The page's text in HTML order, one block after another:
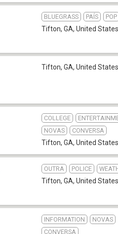
BLUEGRASS PAÍS POP
Tifton, GA, United States
Tifton, GA, United States
COLLEGE
NOVAS
CONVERSA
Tifton, GA, United States
OUTRA POLICE
Tifton, GA, United States
INFORMATION
NOVAS
CONVERSA